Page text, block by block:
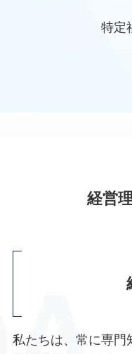
特
経営
私たちは、常に専門